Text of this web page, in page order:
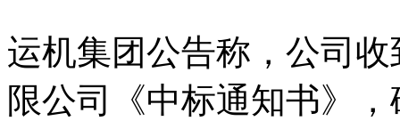
运机集团公告称，公司
限公司《中标通知书》